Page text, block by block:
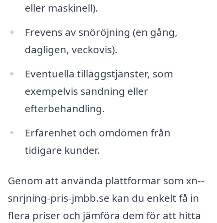
eller maskinell).
Frevens av snöröjning (en gång,
dagligen, veckovis).
Eventuella tilläggstjänster, som
exempelvis sandning eller
efterbehandling.
Erfarenhet och omdömen från
tidigare kunder.
Genom att använda plattformar som xn--
snrjning-pris-jmbb.se kan du enkelt få in
flera priser och jämföra dem för att hitta